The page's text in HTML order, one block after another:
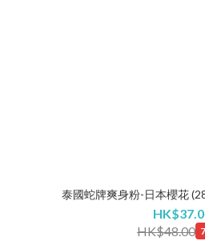
泰國蛇牌爽身粉-日本櫻花
HK$48.00